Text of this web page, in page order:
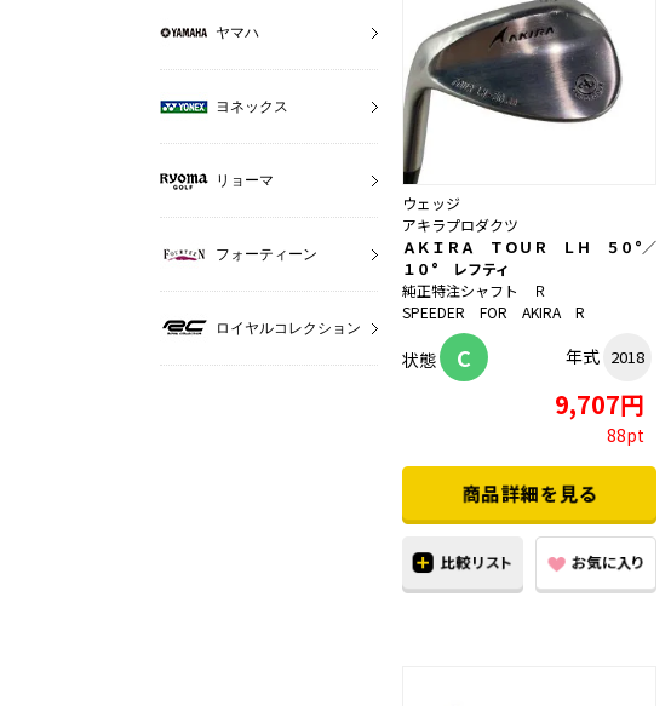
ウェッジ
アキラプロダクツ
ＡＫＩＲＡ ＴＯＵＲ ＬＨ ５０°／
１０° レフティ
純正特注シャフト Ｒ
SPEEDER FOR AKIRA R
状態 C 年式 2018
9,707円
88pt
ヤマハ
ヨネックス
リョーマ
フォーティーン
ロイヤルコレクション